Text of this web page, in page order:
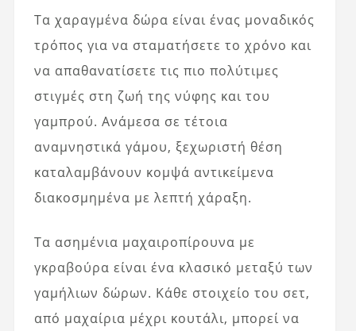
Τα χαραγμένα δώρα είναι ένας μοναδικός
τρόπος για να σταματήσετε το χρόνο και
να απαθανατίσετε τις πιο πολύτιμες
στιγμές στη ζωή της νύφης και του
γαμπρού. Ανάμεσα σε τέτοια
αναμνηστικά γάμου, ξεχωριστή θέση
καταλαμβάνουν κομψά αντικείμενα
διακοσμημένα με λεπτή χάραξη.
Τα ασημένια μαχαιροπίρουνα με
γκραβούρα είναι ένα κλασικό μεταξύ των
γαμήλιων δώρων. Κάθε στοιχείο του σετ,
από μαχαίρια μέχρι κουτάλι, μπορεί να